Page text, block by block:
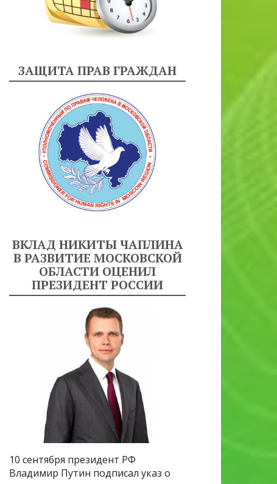
ЗАЩИТА ПРАВ ГРАЖДАН
ВКЛАД НИКИТЫ ЧАПЛИНА
В РАЗВИТИЕ МОСКОВСКОЙ
ОБЛАСТИ ОЦЕНИЛ
ПРЕЗИДЕНТ РОССИИ
10 сентября президент РФ
Владимир Путин подписал указ о